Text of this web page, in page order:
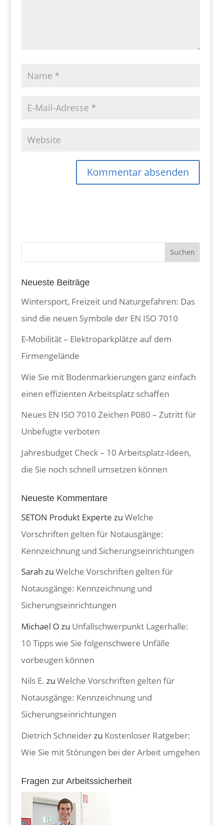
Neueste Beiträge
Wintersport, Freizeit und Naturgefahren: Das
sind die neuen Symbole der EN ISO 7010
E-Mobilität – Elektroparkplätze auf dem
Firmengelände
Wie Sie mit Bodenmarkierungen ganz einfach
einen effizienten Arbeitsplatz schaffen
Neues EN ISO 7010 Zeichen P080 – Zutritt für
Unbefugte verboten
Jahresbudget Check – 10 Arbeitsplatz-Ideen,
die Sie noch schnell umsetzen können
Neueste Kommentare
SETON Produkt Experte zu Welche
Vorschriften gelten für Notausgänge:
Kennzeichnung und Sicherungseinrichtungen
Sarah zu Welche Vorschriften gelten für
Notausgänge: Kennzeichnung und
Sicherungseinrichtungen
Michael Ozu Unfallschwerpunkt Lagerhalle:
10 Tipps wie Sie folgenschwere Unfälle
vorbeugen können
Nils E. zu Welche Vorschriften gelten für
Notausgänge: Kennzeichnung und
Sicherungseinrichtungen
Dietrich Schneiderzu Kostenloser Ratgeber:
Wie Sie mit Störungen bei der Arbeit umgehen
Fragen zur Arbeitssicherheit